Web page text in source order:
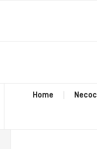
Home